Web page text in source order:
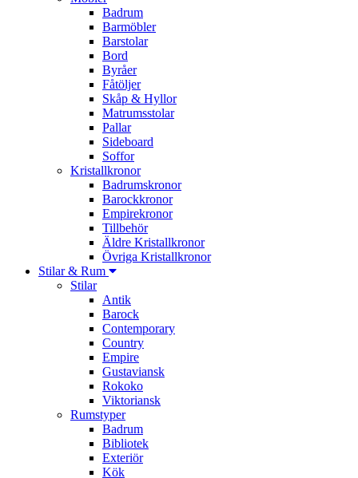
Badrum
Barmöbler
Barstolar
Bord
Byråer
Fåtöljer
Skåp & Hyllor
Matrumsstolar
Pallar
Sideboard
Soffor
Kristallkronor
Badrumskronor
Barockkronor
Empirekronor
Tillbehör
Äldre Kristallkronor
Övriga Kristallkronor
Stilar & Rum
Stilar
Antik
Barock
Contemporary
Country
Empire
Gustaviansk
Rokoko
Viktoriansk
Rumstyper
Badrum
Bibliotek
Exteriör
Kök